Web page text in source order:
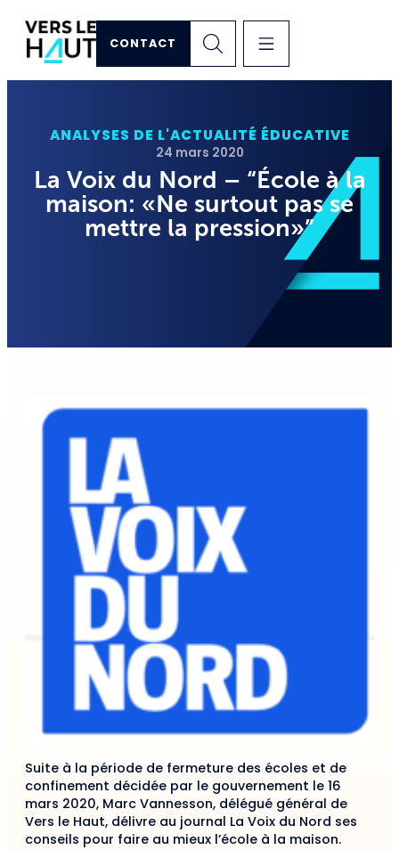
CONTACT
ANALYSES DE L'ACTUALITÉ ÉDUCATIVE
24 mars 2020
La Voix du Nord – “École à la
maison: «Ne surtout pas se
mettre la pression»”
Suite à la période de fermeture des écoles et de
confinement décidée par le gouvernement le 16
mars 2020, Marc Vannesson, délégué général de
Vers le Haut, délivre au journal La Voix du Nord ses
conseils pour faire au mieux l’école à la maison.